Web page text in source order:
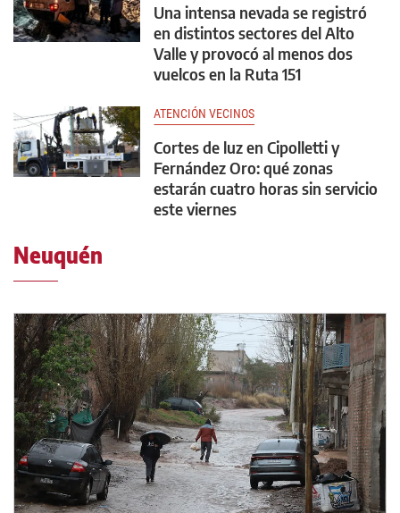
Una intensa nevada se registró
en distintos sectores del Alto
Valle y provocó al menos dos
vuelcos en la Ruta 151
ATENCIÓN VECINOS
Cortes de luz en Cipolletti y
Fernández Oro: qué zonas
estarán cuatro horas sin servicio
este viernes
Neuquén